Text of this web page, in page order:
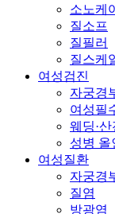
소노케
질소프
질필러
질스케
여성검진
자궁경
여성필
웨딩·
성병 올
여성질환
자궁경
질염
방광염